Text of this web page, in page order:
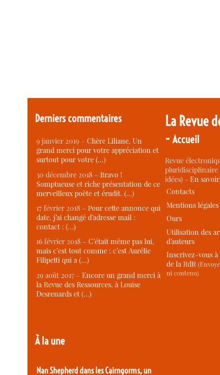
Derniers commentaires
9 janvier 2019 –Chère Liliane, Un
grand merci pour votre appréciation et
surtout pour votre (…)
30 décembre 2018 –Bravo !
Somptueuse et riche présentation de ce
merveilleux poète et érudit. (…)
17 février 2018 –Pour cette annonce qui
date, j’ai changé d’adresse mail :
contact : (…)
16 février 2018 –C’était même pas lui,
mais c’est tout comme : c’est Aurélie
Filipetti qui a (…)
29 août 2017 –Encore un grand merci à
la Revue des Ressources, à Louise
Desrenards et (…)
À la une
Nan Shepherd dans les Cairngorms, un
La Revue
-Accueil
Revue
idées) -En
Contacts
Mentions légales
Ours
Utilisation des
d’auteurs
Inscrivez-vous
de la RdR
ni contenu)